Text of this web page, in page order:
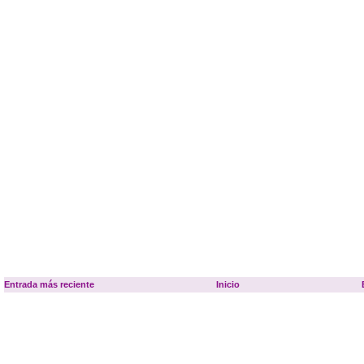
Entrada más reciente Inicio